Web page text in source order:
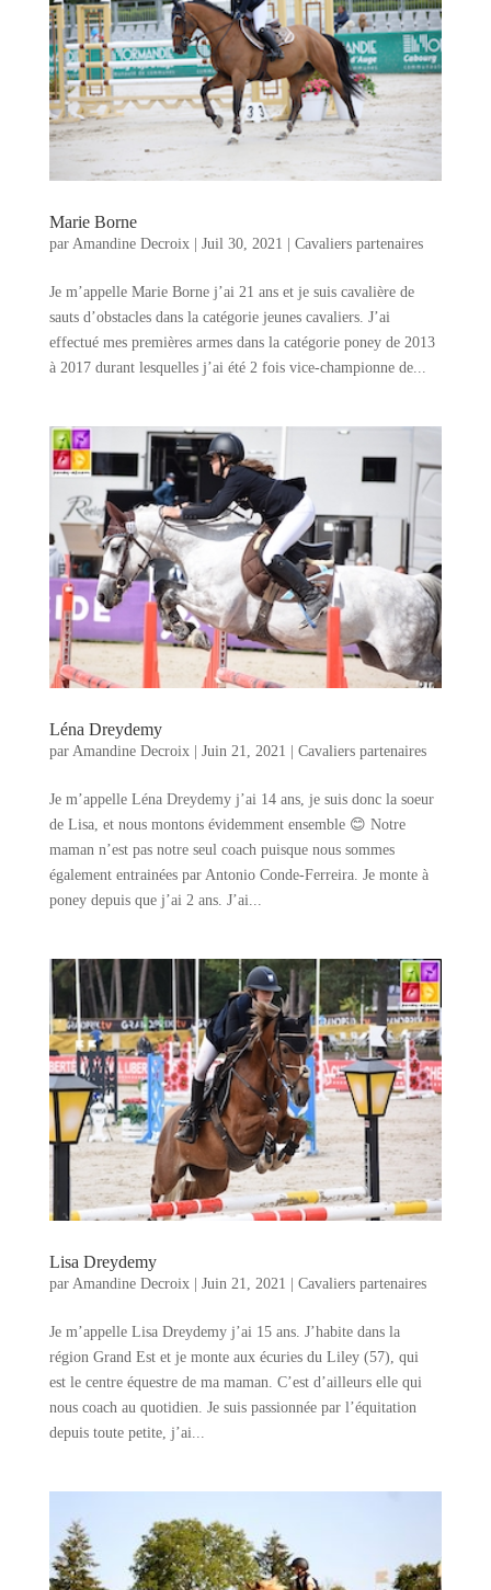
Marie Borne
par Amandine Decroix| Juil 30, 2021 Cavaliers partenaires
Je m’appelle Marie Borne j’ai 21 ans et je suis cavalière de
sauts d’obstacles dans la catégorie jeunes cavaliers. J’ai
effectué mes premières armes dans la catégorie poney de 2013
à 2017 durant lesquelles j’ai été 2 fois vice-championne de...
Léna Dreydemy
par Amandine Decroix| Juin 21, 2021 Cavaliers partenaires
Je m’appelle Léna Dreydemy j’ai 14 ans, je suis donc la soeur
de Lisa, et nous montons évidemment ensemble 😊 Notre
maman n’est pas notre seul coach puisque nous sommes
également entrainées par Antonio Conde-Ferreira. Je monte à
poney depuis que j’ai 2 ans. J’ai...
Lisa Dreydemy
par Amandine Decroix| Juin 21, 2021 Cavaliers partenaires
Je m’appelle Lisa Dreydemy j’ai 15 ans. J’habite dans la
région Grand Est et je monte aux écuries du Liley (57), qui
est le centre équestre de ma maman. C’est d’ailleurs elle qui
nous coach au quotidien. Je suis passionnée par l’équitation
depuis toute petite, j’ai...